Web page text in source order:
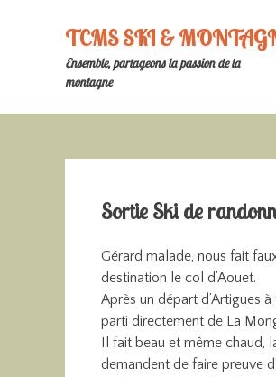
TCMS SKI &
Ensemble, partageons la passion de la
montagne
Sortie Ski de
Gérard malade, nous fait
destination le col d’Aouet.
Après un départ d’Artigues
parti directement de La
Il fait beau et même chaud,
demandent de faire preuve